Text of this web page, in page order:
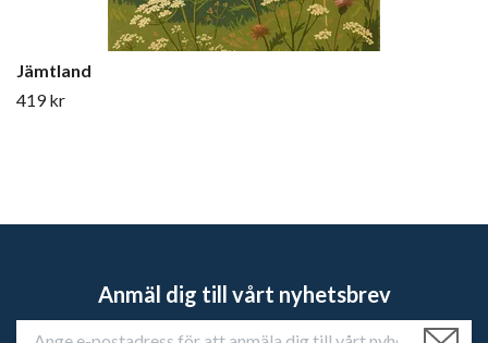
Jämtland
419 kr
Anmäl dig till vårt nyhetsbrev